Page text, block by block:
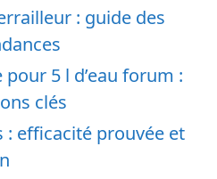
: guide des
5 l d’eau forum :
clés
: efficacité prouvée et